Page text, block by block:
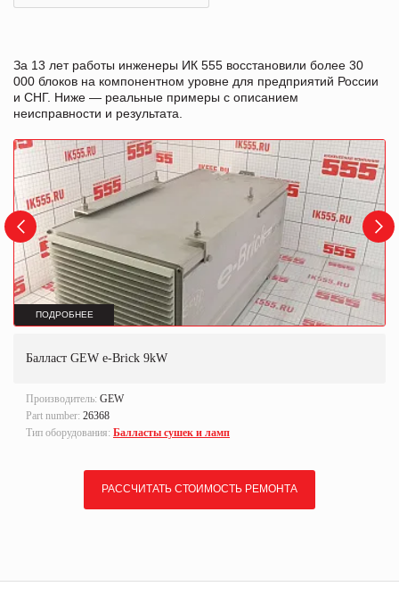
За 13 лет работы инженеры ИК 555 восстановили более 30
000 блоков на компонентном уровне для предприятий России
и СНГ. Ниже — реальные примеры с описанием
неисправности и результата.
ПОДРОБНЕЕ
Балласт GEW e-Brick 9kW
Производитель: GEW
Part number: 26368
Тип оборудования: Балласты сушек и ламп
РАССЧИТАТЬ СТОИМОСТЬ РЕМОНТА